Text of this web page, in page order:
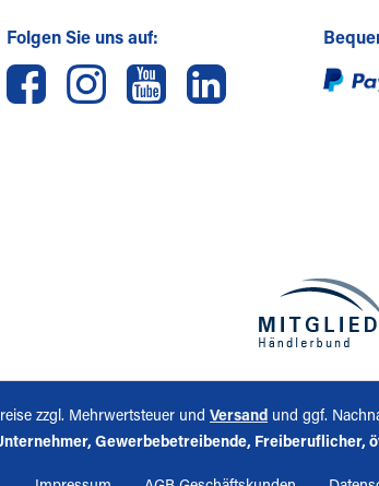
Folgen Sie uns auf:
zzgl. Mehrwertsteuer und Versand und ggf.
Gewerbebetreibende, Freiberuflicher,